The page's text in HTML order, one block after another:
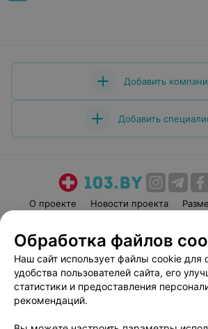
Добавить
Добавить
О проекте Новости проекта
Пользовательское соглашение
Вакансии
Партнеры
Написать руководителю
Обработка файлов
Наш сайт использует файлы cookie для
удобства пользователей сайта, его
статистики и предоставления
рекомендаций.